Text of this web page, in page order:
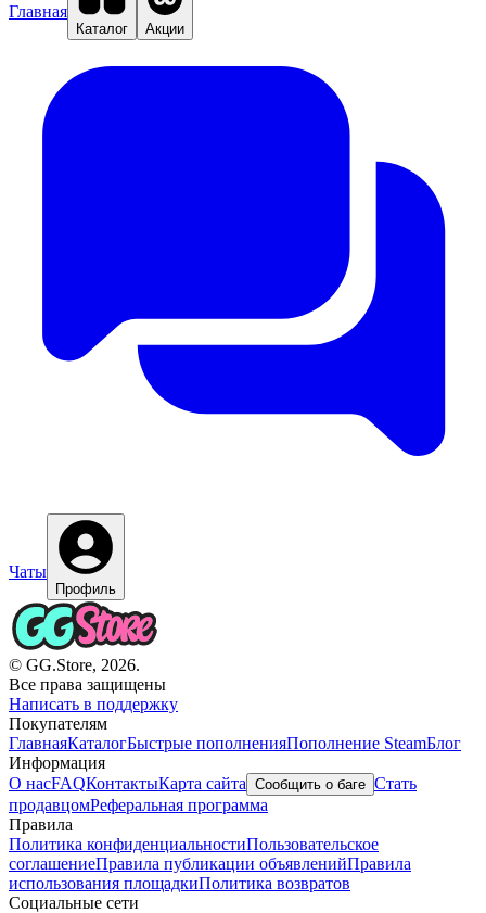
Главная
Каталог Акции
Чаты
Профиль
© GG.Store, 2026.
Все права защищены
Написать в поддержку
Покупателям
ГлавнаяКаталогБыстрые пополненияПополнение SteamБлог
Информация
О насFAQКонтактыКарта сайта Сообщить о баге Стать
продавцомРеферальная программа
Правила
Политика конфиденциальностиПользовательское
соглашениеПравила публикации объявленийПравила
использования площадкиПолитика возвратов
Социальные сети